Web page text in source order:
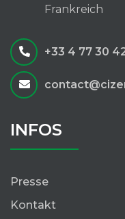
Frankreich
+33 4 77 30
INFOS
Presse
Kontakt